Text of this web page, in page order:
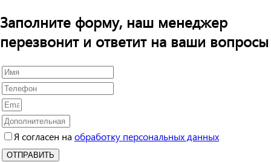
Заполните форму, наш менеджер
перезвонит и ответит на ваши вопросы
Я согласен на обработку персональных данных